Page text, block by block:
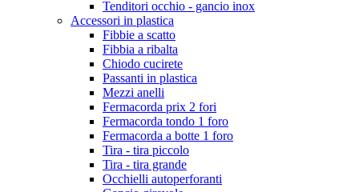
Tenditori occhio - gancio inox
Accessori in plastica
Fibbie a scatto
Fibbia a ribalta
Chiodo cucirete
Passanti in plastica
Mezzi anelli
Fermacorda prix 2 fori
Fermacorda tondo 1 foro
Fermacorda a botte 1 foro
Tira - tira piccolo
Tira - tira grande
Occhielli autoperforanti